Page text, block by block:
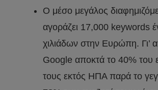
Ο μέσο μεγάλος
αγοράζει 17,000 keywords
χιλιάδων στην Ευρώπη. Γι’
Google αποκτά το 40% του
τους εκτός ΗΠΑ παρά το